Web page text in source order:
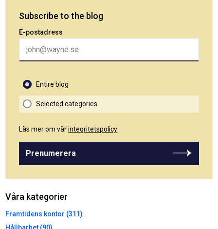
Subscribe to the blog
E-postadress
Entire blog
Selected categories
Läs mer om vårintegritetspolicy
Prenumerera
Våra kategorier
Framtidens kontor (311)
Hållbarhet (90)